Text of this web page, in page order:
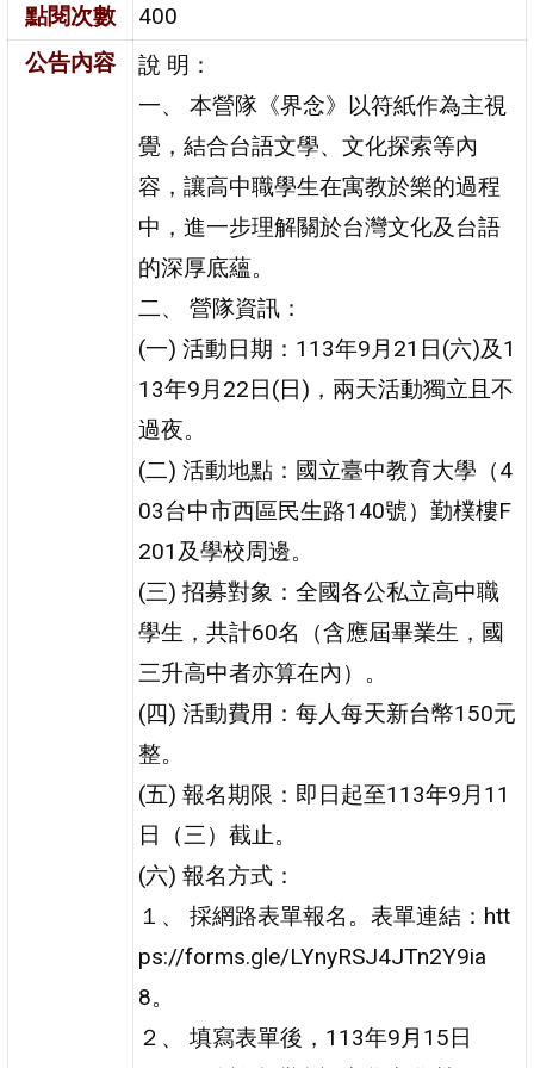
點閱次數
400
公告內容
說 明：
一、 本營隊《界念》以符紙作為主視
覺，結合台語文學、文化探索等內
容，讓高中職學生在寓教於樂的過程
中，進一步理解關於台灣文化及台語
的深厚底蘊。
二、 營隊資訊：
(一) 活動日期：113年9月21日(六)及1
13年9月22日(日)，兩天活動獨立且不
過夜。
(二) 活動地點：國立臺中教育大學（4
03台中市西區民生路140號）勤樸樓F
201及學校周邊。
(三) 招募對象：全國各公私立高中職
學生，共計60名（含應屆畢業生，國
三升高中者亦算在內）。
(四) 活動費用：每人每天新台幣150元
整。
(五) 報名期限：即日起至113年9月11
日（三）截止。
(六) 報名方式：
１、 採網路表單報名。表單連結：htt
ps://forms.gle/LYnyRSJ4JTn2Y9ia
8。
２、 填寫表單後，113年9月15日